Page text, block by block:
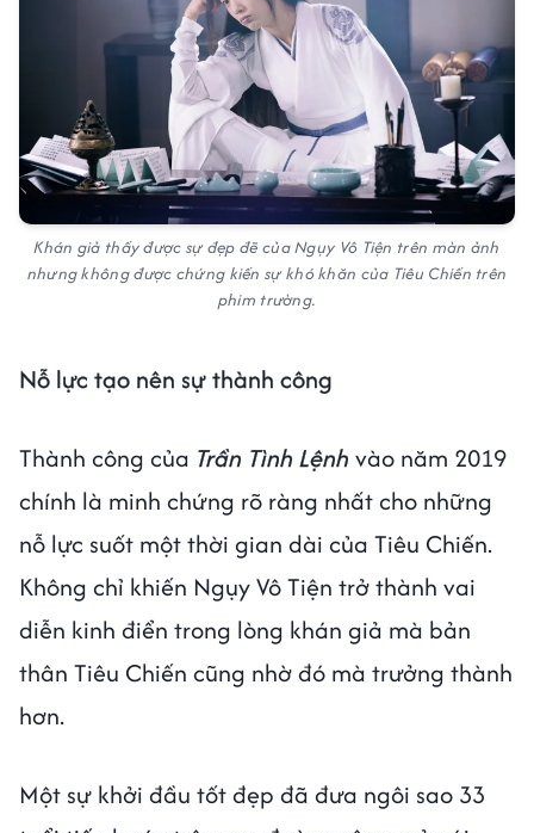
Khán giả thấy được sự đẹp đẽ của Ngụy Vô Tiện trên màn ảnh
nhưng không được chứng kiến sự khó khăn của Tiêu Chiến trên
phim trường.
Nỗ lực tạo nên sự thành công
Thành công của Trần Tình Lệnh vào năm 2019
chính là minh chứng rõ ràng nhất cho những
nỗ lực suốt một thời gian dài của Tiêu Chiến.
Không chỉ khiến Ngụy Vô Tiện trở thành vai
diễn kinh điển trong lòng khán giả mà bản
thân Tiêu Chiến cũng nhờ đó mà trưởng thành
hơn.
Một sự khởi đầu tốt đẹp đã đưa ngôi sao 33